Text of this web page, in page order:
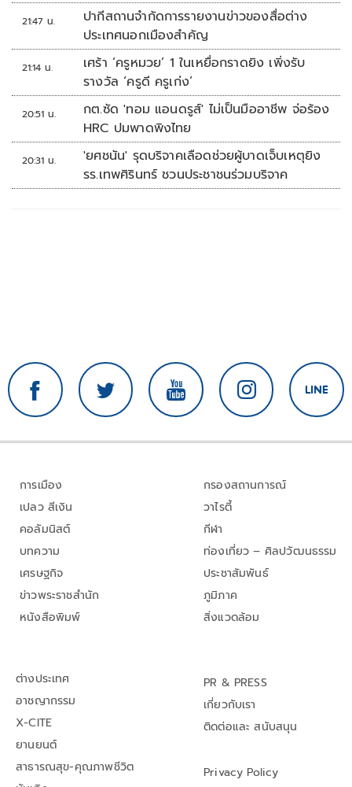
21:47 น.
ปากีสถานจำกัดการรายงานข่าวของสื่อต่าง
ประเทศนอกเมืองสำคัญ
21:14 น.
เศร้า ‘ครูหมวย’ 1 ในเหยื่อกราดยิง เพิ่งรับ
รางวัล ‘ครูดี ครูเก่ง’
20:51 น.
กต.ซัด 'ทอม แอนดรูส์' ไม่เป็นมืออาชีพ จ่อร้อง
HRC ปมพาดพิงไทย
20:31 น.
'ยศชนัน' รุดบริจาคเลือดช่วยผู้บาดเจ็บเหตุยิง
รร.เทพศิรินทร์ ชวนประชาชนร่วมบริจาค
การเมือง
เปลว สีเงิน
คอลัมนิสต์
บทความ
เศรษฐกิจ
ข่าวพระราชสำนัก
หนังสือพิมพ์
กรองสถานการณ์
วาไรตี้
กีฬา
ท่องเที่ยว – ศิลปวัฒนธรรม
ประชาสัมพันธ์
ภูมิภาค
สิ่งแวดล้อม
ต่างประเทศ
อาชญากรรม
X-CITE
ยานยนต์
สาธารณสุข-คุณภาพชีวิต
PR & PRESS
เกี่ยวกับเรา
ติดต่อและ สนับสนุน
Privacy Policy